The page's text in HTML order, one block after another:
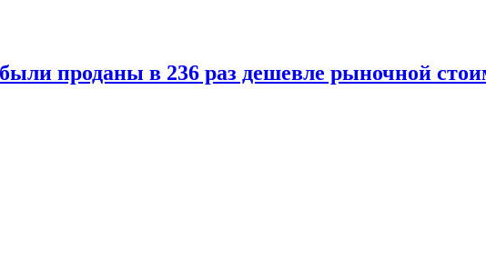
проданы в 236 раз дешевле рыночной